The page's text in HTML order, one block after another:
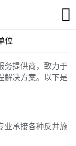
位
务提供商，致力于
解决方案。以下是
业承接各种反井施